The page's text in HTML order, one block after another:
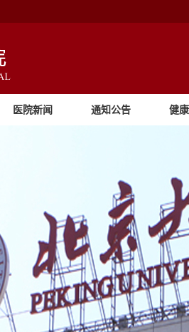
医院新闻 通知公告 健